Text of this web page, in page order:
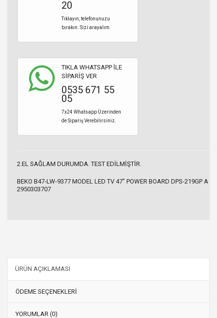
20
Tıklayın, telefonunuzu
bırakın. Sizi arayalım.
TIKLA WHATSAPP İLE
SİPARİŞ VER
0535 671 55
05
7x24 Whatsapp Üzerinden
de Sipariş Verebilirsiniz.
2.EL SAĞLAM DURUMDA. TEST EDİLMİŞTİR.
BEKO B47-LW-9377 MODEL LED TV 47" POWER BOARD DPS-219GP A
2950303707
ÜRÜN AÇIKLAMASI
ÖDEME SEÇENEKLERİ
YORUMLAR (0)